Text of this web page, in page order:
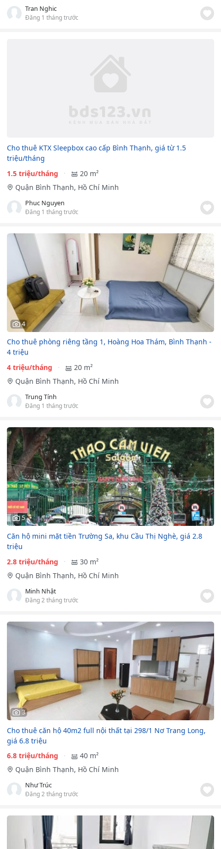
Tran Nghic
Đăng 1 tháng trước
Cho thuê KTX Sleepbox cao cấp Bình Thạnh, giá từ 1.5
triệu/tháng
1.5 triệu/tháng
20 m²
Quận Bình Thạnh, Hồ Chí Minh
Phuc Nguyen
Đăng 1 tháng trước
4
Cho thuê phòng riêng tầng 1, Hoàng Hoa Thám, Bình Thạnh -
4 triệu
4 triệu/tháng
20 m²
Quận Bình Thạnh, Hồ Chí Minh
Trung Tính
Đăng 1 tháng trước
5
Căn hộ mini mặt tiền Trường Sa, khu Cầu Thị Nghè, giá 2.8
triệu
2.8 triệu/tháng
30 m²
Quận Bình Thạnh, Hồ Chí Minh
Minh Nhật
Đăng 2 tháng trước
3
Cho thuê căn hộ 40m2 full nội thất tại 298/1 Nơ Trang Long,
giá 6.8 triệu
6.8 triệu/tháng
40 m²
Quận Bình Thạnh, Hồ Chí Minh
Như Trúc
Đăng 2 tháng trước